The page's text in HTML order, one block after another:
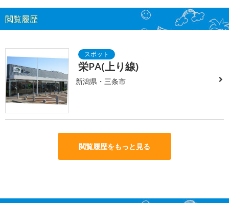
閲覧履歴
栄PA(上り線)
新潟県・三条市
閲覧履歴をもっと見る